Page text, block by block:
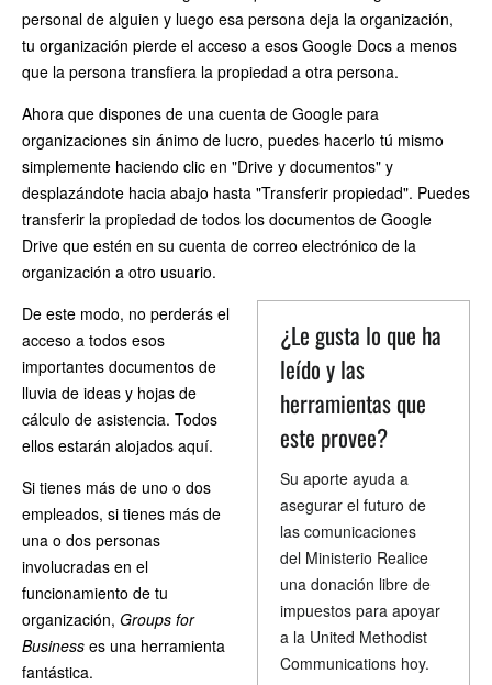
personal de alguien y luego esa persona deja la organización,
tu organización pierde el acceso a esos Google Docs a menos
que la persona transfiera la propiedad a otra persona.
Ahora que dispones de una cuenta de Google para
organizaciones sin ánimo de lucro, puedes hacerlo tú mismo
simplemente haciendo clic en "Drive y documentos" y
desplazándote hacia abajo hasta "Transferir propiedad". Puedes
transferir la propiedad de todos los documentos de Google
Drive que estén en su cuenta de correo electrónico de la
organización a otro usuario.
¿Le gusta lo que ha
leído y las
herramientas que
este provee?
Su aporte ayuda a
asegurar el futuro de
las comunicaciones
del Ministerio Realice
una donación libre de
impuestos para apoyar
a la United Methodist
Communications hoy.
De este modo, no perderás el
acceso a todos esos
importantes documentos de
lluvia de ideas y hojas de
cálculo de asistencia. Todos
ellos estarán alojados aquí.
Si tienes más de uno o dos
empleados, si tienes más de
una o dos personas
involucradas en el
funcionamiento de tu
organización, Groups for
Business es una herramienta
fantástica.